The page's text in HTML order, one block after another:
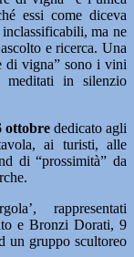
essi come diceva
ma ne
e ricerca. Una
di vigna” sono i vini
medi­tati in silenzio
ottobre dedicato agli
ai turisti, alle
di “prossimità” da
rappresentati
e Bronzi Dorati, 9
un gruppo scultoreo